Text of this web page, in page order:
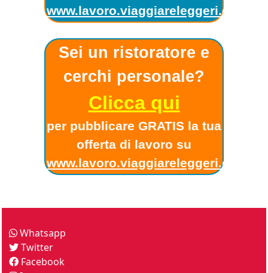
www.lavoro.viaggiareleggeri.com
Sei un ristoratore e
cerchi personale?
Clicca qui
per pubblicare GRATIS la tua
offerta di lavoro su
www.lavoro.viaggiareleggeri.com
Whatsapp
Twitter
Facebook